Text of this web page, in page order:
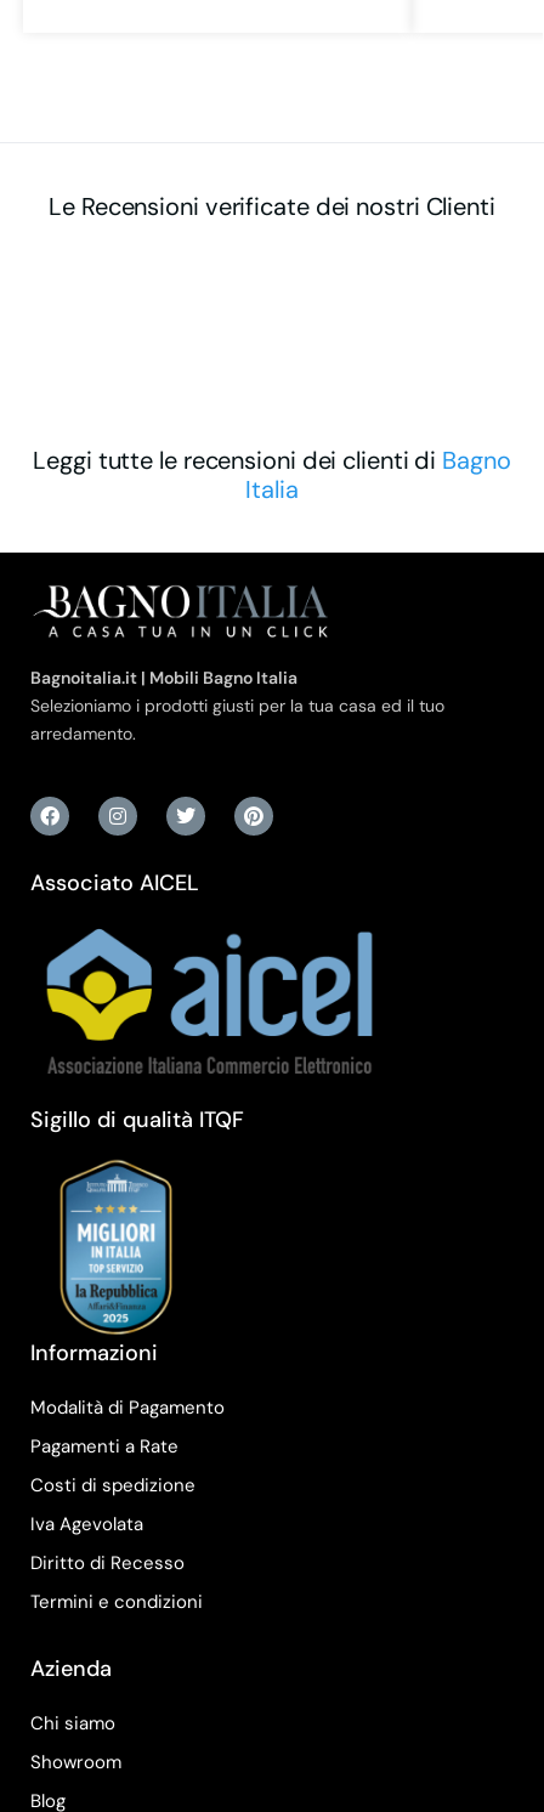
Le Recensioni verificate dei nostri Clienti
Leggi tutte le recensioni dei clienti di Bagno
Italia
Bagnoitalia.it | Mobili Bagno Italia
Selezioniamo i prodotti giusti per la tua casa ed il tuo
arredamento.
Associato AICEL
Sigillo di qualità ITQF
Informazioni
Modalità di Pagamento
Pagamenti a Rate
Costi di spedizione
Iva Agevolata
Diritto di Recesso
Termini e condizioni
Azienda
Chi siamo
Showroom
Blog